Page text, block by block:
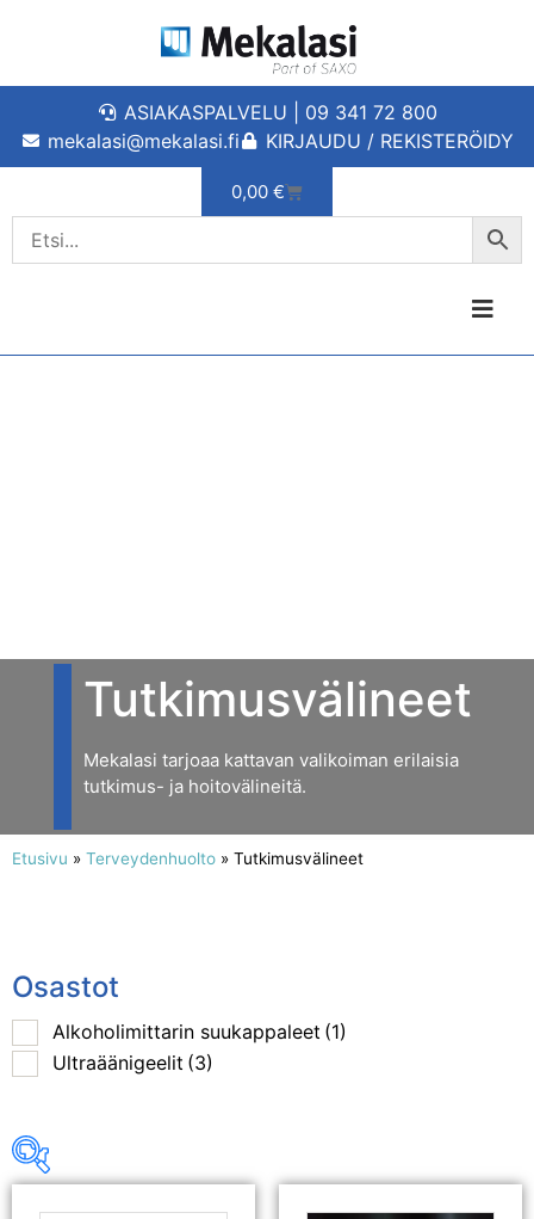
ASIAKASPALVELU | 09 341 72 800
mekalasi@mekalasi.fi
KIRJAUDU / REKISTERÖIDY
0,00 €
Tutkimusvälineet
Mekalasi tarjoaa kattavan valikoiman erilaisia
tutkimus- ja hoitovälineitä.
Etusivu » Terveydenhuolto » Tutkimusvälineet
Osastot
Alkoholimittarin suukappaleet (1)
Ultraäänigeelit (3)